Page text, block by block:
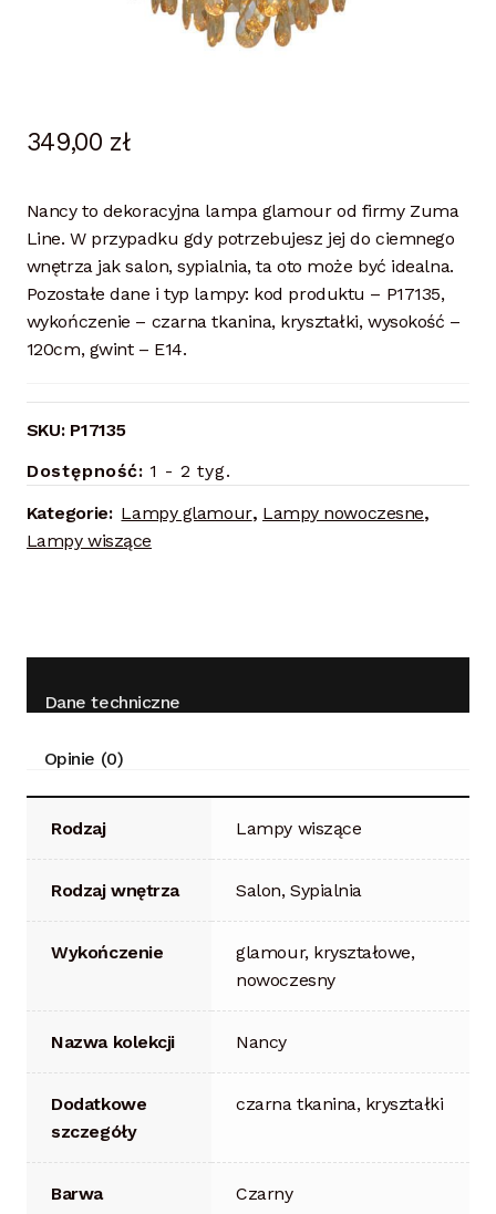
349,00 zł
Nancy to dekoracyjna lampa glamour od firmy Zuma
Line. W przypadku gdy potrzebujesz jej do ciemnego
wnętrza jak salon, sypialnia, ta oto może być idealna.
Pozostałe dane i typ lampy: kod produktu – P17135,
wykończenie – czarna tkanina, kryształki, wysokość –
120cm, gwint – E14.
SKU: P17135
Dostępność: 1 - 2 tyg.
Kategorie: Lampy glamour, Lampy nowoczesne,
Lampy wiszące
Dane techniczne
Opinie (0)
Rodzaj Lampy wiszące
Rodzaj wnętrza Salon, Sypialnia
Wykończenie
glamour, kryształowe,
nowoczesny
Nazwa kolekcji Nancy
Dodatkowe
szczegóły
czarna tkanina, kryształki
Barwa Czarny